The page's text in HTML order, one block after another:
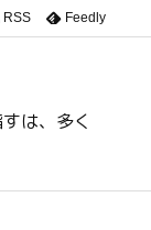
は、多く
RSS Feedly